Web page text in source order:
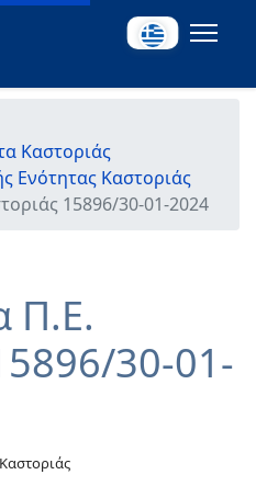
Καστοριάς
Ενότητας Καστοριάς
15896/30-01-2024
Π.Ε.
30-01-